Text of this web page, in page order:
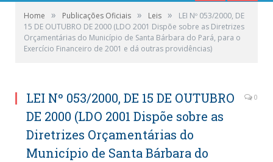
Home » Publicações Oficiais » Leis »
LEI Nº 053/2000, DE
15 DE OUTUBRO DE 2000 (LDO 2001 Dispõe sobre as Diretrizes
Orçamentárias do Município de Santa Bárbara do Pará, para o
Exercício Financeiro de 2001 e dá outras providências)
LEI Nº 053/2000, DE 15 DE OUTUBRO
DE 2000 (LDO 2001 Dispõe sobre as
Diretrizes Orçamentárias do
Município de Santa Bárbara do
0